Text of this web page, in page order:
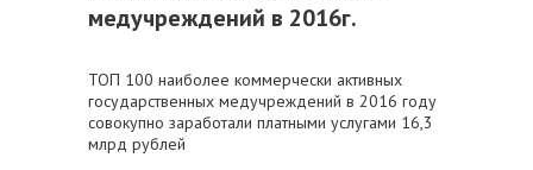
медучреждений в 2016г.
ТОП 100 наиболее коммерчески активных
государственных медучреждений в 2016 году
совокупно заработали платными услугами 16,3
млрд рублей